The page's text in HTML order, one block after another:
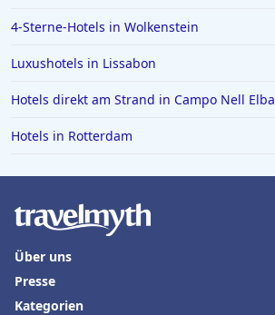
Hotels in Elmshorn
Hotels in Hamm
Hotels in Marseille
Hotels in den Niederlanden
Hotels in Chemnitz
4-Sterne-Hotels in Wolkenstein
Luxushotels in Lissabon
Hotels direkt am Strand in Campo Nell Elba
Hotels in Rotterdam
Über uns
Presse
Kategorien